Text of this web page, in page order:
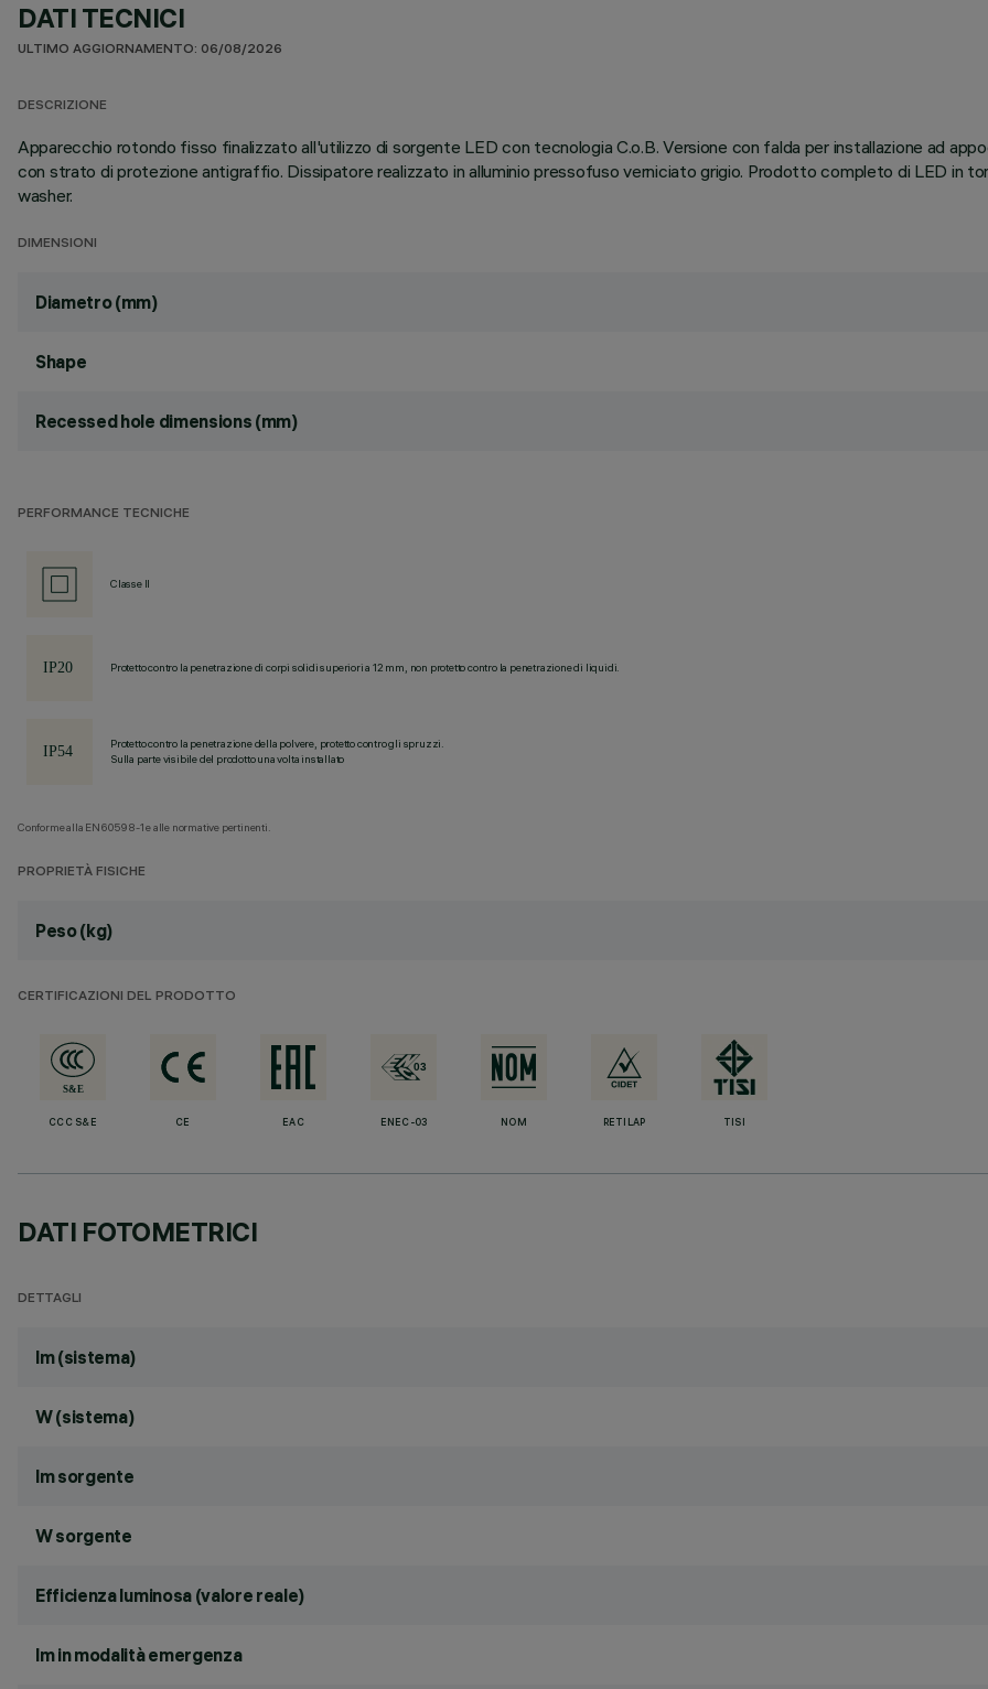
DATI TECNICI
ULTIMO AGGIORNAMENTO: 06/08/2026
DESCRIZIONE
Apparecchio rotondo fisso finalizzato all'utilizzo di sorgente LED con tecnologia C.o.B. Versione con falda per installazione ad
con strato di protezione antigraffio. Dissipatore realizzato in alluminio pressofuso verniciato grigio. Prodotto completo di LED in
washer.
DIMENSIONI
Diametro (mm)
Shape
Recessed hole dimensions (mm)
PERFORMANCE TECNICHE
Classe II
Protetto contro la penetrazione di corpi solidi superiori a 12 mm, non protetto contro la penetrazione di liquidi.
Protetto contro la penetrazione della polvere, protetto contro gli spruzzi.
Sulla parte visibile del prodotto una volta installato
Conforme alla EN60598-1 e alle normative pertinenti.
PROPRIETÀ FISICHE
Peso (kg)
CERTIFICAZIONI DEL PRODOTTO
CCC S&E CE EAC ENEC-03 NOM RETILAP TISI
DATI FOTOMETRICI
DETTAGLI
lm (sistema)
W (sistema)
lm sorgente
W sorgente
Efficienza luminosa (valore reale)
lm in modalità emergenza